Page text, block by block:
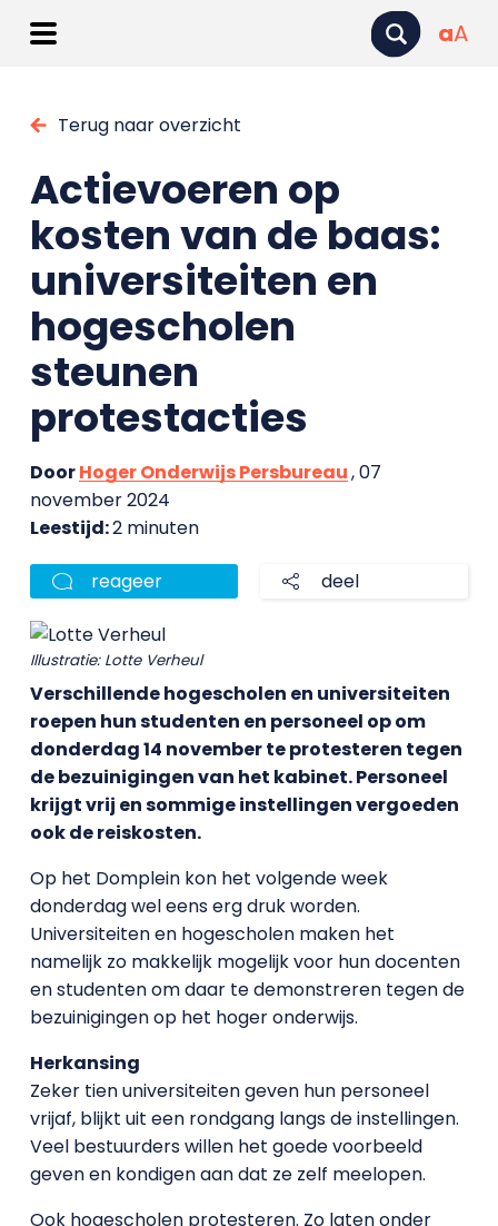
aA
Terug naar overzicht
Actievoeren op
kosten van de baas:
universiteiten en
hogescholen
steunen
protestacties
DoorHoger Onderwijs Persbureau, 07
november 2024
Leestijd:2 minuten
reageer deel
Illustratie: Lotte Verheul
Verschillende hogescholen en universiteiten
roepen hun studenten en personeel op om
donderdag 14 november te protesteren tegen
de bezuinigingen van het kabinet. Personeel
krijgt vrij en sommige instellingen vergoeden
ook de reiskosten.
Op het Domplein kon het volgende week
donderdag wel eens erg druk worden.
Universiteiten en hogescholen maken het
namelijk zo makkelijk mogelijk voor hun docenten
en studenten om daar te demonstreren tegen de
bezuinigingen op het hoger onderwijs.
Herkansing
Zeker tien universiteiten geven hun personeel
vrijaf, blijkt uit een rondgang langs de instellingen.
Veel bestuurders willen het goede voorbeeld
geven en kondigen aan dat ze zelf meelopen.
Ook hogescholen protesteren. Zo laten onder